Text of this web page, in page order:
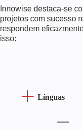
Innowise destaca-se
projetos com sucesso
respondem
isso:
Línguas